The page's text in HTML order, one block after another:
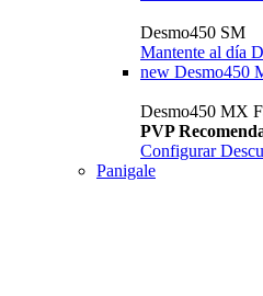
Desmo450 SM
Mantente al día
new Desmo450
Desmo450 MX
PVP
Configurar
Panigale